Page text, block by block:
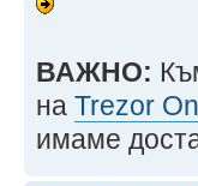
ВАЖНО:
на Trezor
имаме